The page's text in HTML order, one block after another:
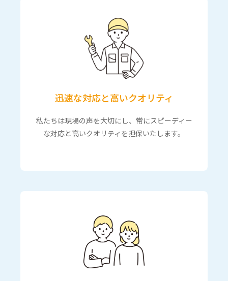
迅速な対応と高いクオリティ
私たちは現場の声を大切にし、常にスピーディー
な対応と高いクオリティを担保いたします。